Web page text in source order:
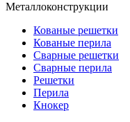
Металлоконструкции
Кованые решетки
Кованые перила
Сварные решетки
Сварные перила
Решетки
Перила
Кнокер